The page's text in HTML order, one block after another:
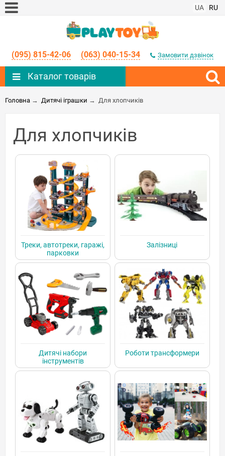
UA RU
(095) 815-42-06 (063) 040-15-34 Замовити дзвінок
Каталог товарів
Головна → Дитячі іграшки → Для хлопчиків
Для хлопчиків
Треки, автотреки, гаражі,
парковки
Залізниці
Дитячі набори
інструментів
Роботи трансформери